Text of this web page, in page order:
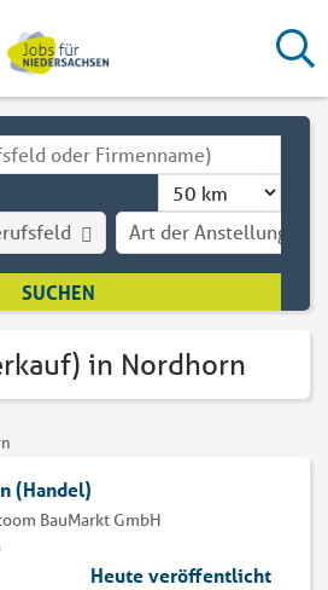
Art der Anstellung
in Nordhorn
(Handel)
BauMarkt GmbH
Heute veröffentlicht